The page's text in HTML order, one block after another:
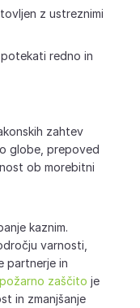
z ustreznimi
redno in
zahtev
globe, prepoved
ob morebitni
kaznim.
varnosti,
partnerje in
zaščito je
in zmanjšanje